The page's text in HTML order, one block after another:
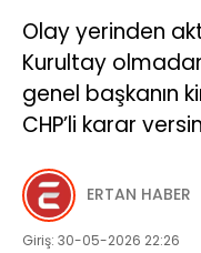
Olay yerinden
Kurultay
genel başkanın
CHP’li karar
ERTAN HABER
Giriş: 30-05-2026 22:26